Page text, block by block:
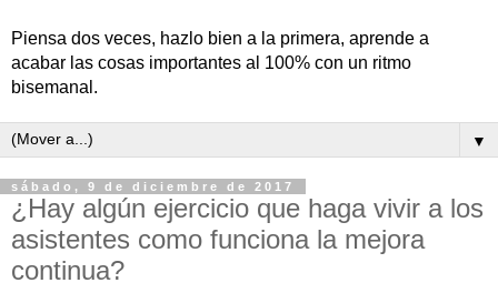
Piensa dos veces, hazlo bien a la primera, aprende a
acabar las cosas importantes al 100% con un ritmo
bisemanal.
▼
sábado, 9 de diciembre de 2017
¿Hay algún ejercicio que haga vivir a los
asistentes como funciona la mejora
continua?